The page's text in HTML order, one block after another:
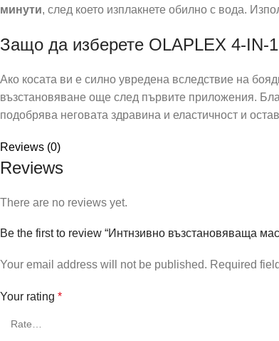
минути, след което изплакнете обилно с вода.
Защо да изберете OLAPLEX 4-IN-
Ако косата ви е силно увредена вследствие на
възстановяване още след първите приложения.
подобрява неговата здравина и еластичност и
Reviews (0)
Reviews
There are no reviews yet.
Be the first to review “Интнзивно възстановяваща
Your email address will not be published. Required
Your rating *